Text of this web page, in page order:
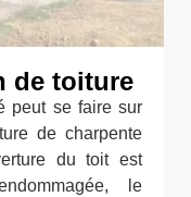
de toiture
peut se faire sur
de charpente
du toit est
le